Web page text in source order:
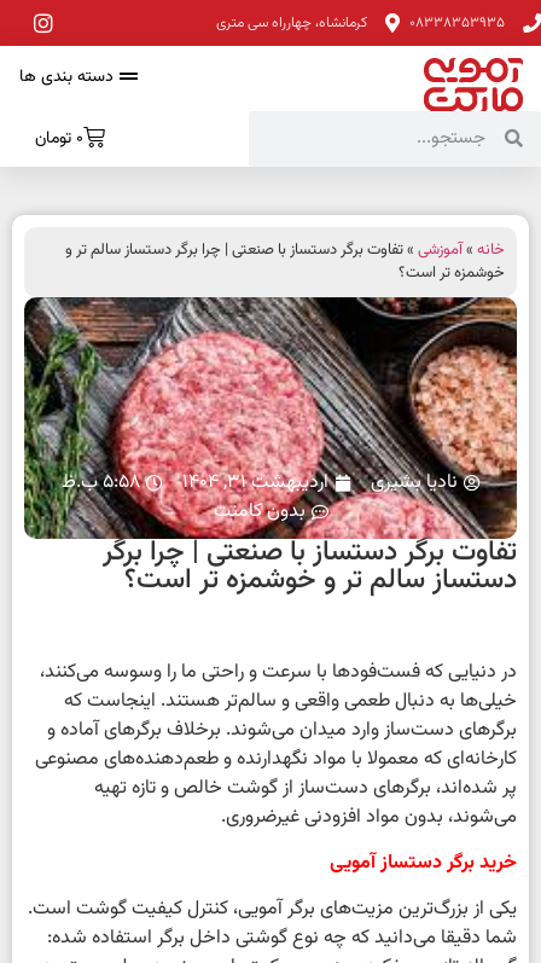
08338353935 کرمانشاه، چهارراه سی متری
دسته بندی ها
0 تومان
خانه »آموزشی » تفاوت برگر دستساز با صنعتی | چرا برگر دستساز سالم تر و
خوشمزه تر است؟
نادیا بشیری اردیبهشت 31, 1404
5:58 ب.ظ
بدون کامنت
تفاوت برگر دستساز با صنعتی | چرا برگر
دستساز سالم تر و خوشمزه تر است؟
در دنیایی که فست‌فودها با سرعت و راحتی ما را وسوسه می‌کنند،
خیلی‌ها به دنبال طعمی واقعی و سالم‌تر هستند. اینجاست که
برگرهای دست‌ساز وارد میدان می‌شوند. برخلاف برگرهای آماده و
کارخانه‌ای که معمولا با مواد نگهدارنده و طعم‌دهنده‌های مصنوعی
پر شده‌اند، برگرهای دست‌ساز از گوشت خالص و تازه تهیه
می‌شوند، بدون مواد افزودنی غیرضروری.
خرید برگر دستساز آمویی
یکی از بزرگ‌ترین مزیت‌های برگر آمویی، کنترل کیفیت گوشت است.
شما دقیقا می‌دانید که چه نوع گوشتی داخل برگر استفاده شده: